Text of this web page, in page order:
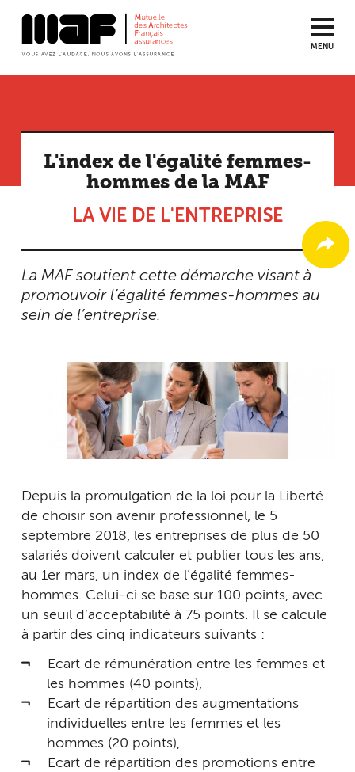
MENU
L'index de l'égalité femmes-
hommes de la MAF
LA VIE DE L'ENTREPRISE
La MAF soutient cette démarche visant à
promouvoir l’égalité femmes-hommes au
sein de l’entreprise.
Depuis la promulgation de la loi pour la Liberté
de choisir son avenir professionnel, le 5
septembre 2018, les entreprises de plus de 50
salariés doivent calculer et publier tous les ans,
au 1er mars, un index de l’égalité femmes-
hommes. Celui-ci se base sur 100 points, avec
un seuil d’acceptabilité à 75 points. Il se calcule
à partir des cinq indicateurs suivants :
Ecart de rémunération entre les femmes et
les hommes (40 points),
Ecart de répartition des augmentations
individuelles entre les femmes et les
hommes (20 points),
Ecart de répartition des promotions entre